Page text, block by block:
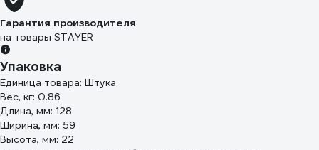
Гарантия производителя
на товары STAYER
Упаковка
Единица товара: Штука
Вес, кг: 0.86
Длина, мм: 128
Ширина, мм: 59
Высота, мм: 22